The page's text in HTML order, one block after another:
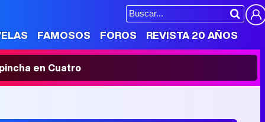
FAMOSOS FOROS REVISTA 20 AÑOS
en Cuatro